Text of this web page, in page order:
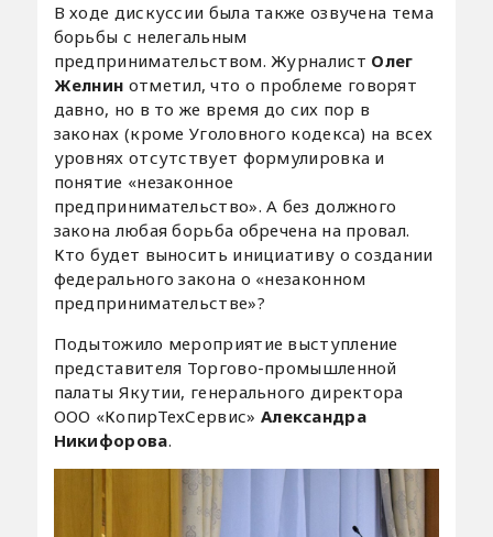
В ходе дискуссии была также озвучена тема
борьбы с нелегальным
предпринимательством. Журналист Олег
Желнин отметил, что о проблеме говорят
давно, но в то же время до сих пор в
законах (кроме Уголовного кодекса) на всех
уровнях отсутствует формулировка и
понятие «незаконное
предпринимательство». А без должного
закона любая борьба обречена на провал.
Кто будет выносить инициативу о создании
федерального закона о «незаконном
предпринимательстве»?
Подытожило мероприятие выступление
представителя Торгово-промышленной
палаты Якутии, генерального директора
ООО «КопирТехСервис» Александра
Никифорова.